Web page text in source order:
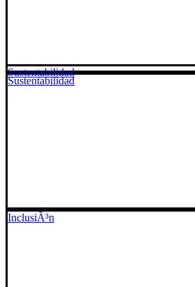
Sustentabilidad
InclusiÃ³n
Sustentabilidad